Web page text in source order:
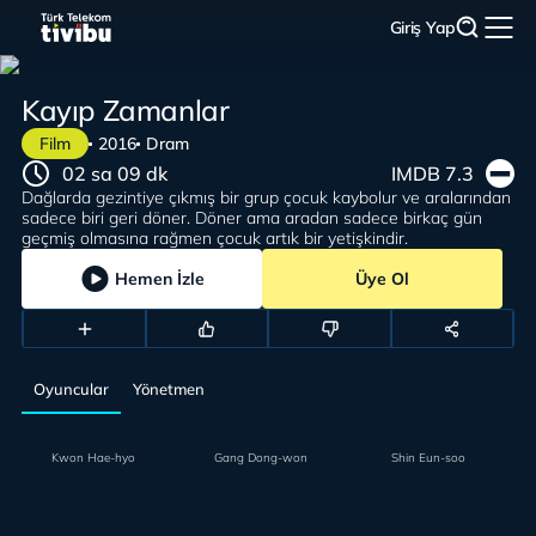
Giriş Yap
Film 2016 Dram
Kayıp Zamanlar
Dağlarda gezintiye çıkmış bir grup çocuk kaybolur ve aralarından
sadece biri geri döner. Döner ama aradan sadece birkaç gün
geçmiş olmasına rağmen çocuk artık bir yetişkindir.
02 sa 09 dk IMDB 7.3
Hemen İzle Üye Ol
Oyuncular Yönetmen
Kwon Hae-hyo Gang Dong-won Shin Eun-soo